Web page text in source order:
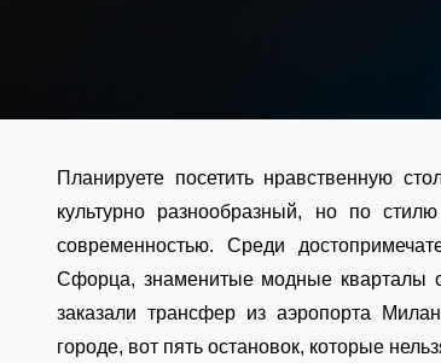
Планируете посетить нравственную
культурно разнообразный, но по
современностью. Среди
Сфорца, знаменитые модные кварталы
заказали трансфер из аэропорта
городе, вот пять остановок, которые